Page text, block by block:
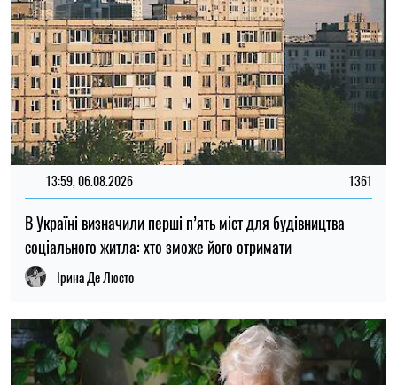
13:31, 06.08.2026
Деякі пенсіонери та отримувачі соціальних виплат в
Україні мають змінити банк до 15 вересня
Ірина Де Люсто